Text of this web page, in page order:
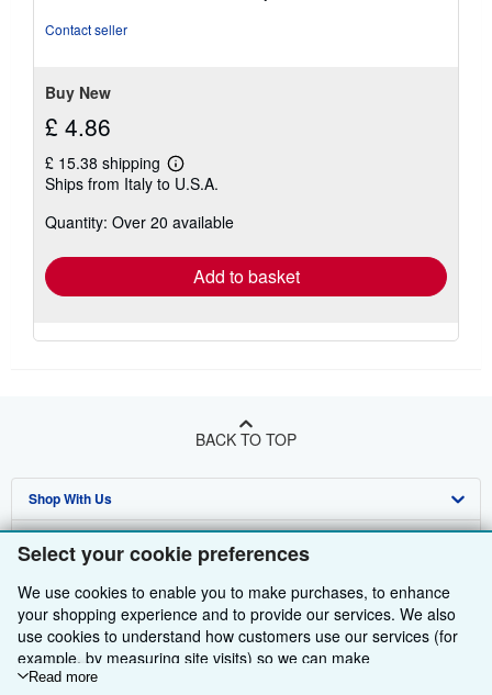
Select your cookie preferences
We use cookies to enable you to make purchases, to enhance
your shopping experience and to provide our services. We also
use cookies to understand how customers use our services (for
example, by measuring site visits) so we can make
improvements. If you agree, we'll also use third-party cookies to
Read more
Contact seller
Buy New
£ 4.86
£ 15.38 shipping
Learn
more
shipping
Ships from Italy to U.S.A.
Quantity: Over 20 available
Add to basket
BACK TO TOP
Shop With Us
Browse Collections
My Account
My Orders
Start Selling
Join Our Affiliate Programme
Book Buyback
About AbeBooks
Media
Find Help
Help
Other AbeBooks Companies